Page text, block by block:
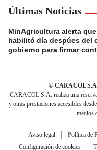
Últimas Noticias
MinAgricultura alerta que
habilitó día despúes del
gobierno para firmar
© CARACOL S.A.
CARACOL S.A. realiza una
y otras prestaciones accesibles
medios
Aviso legal Política de
Configuración de cookies